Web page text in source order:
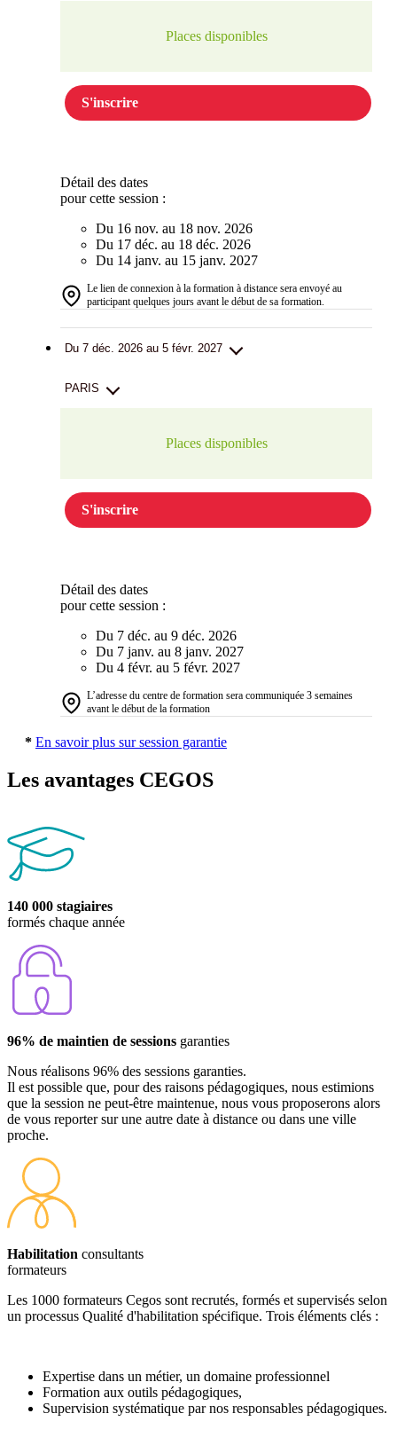
Places disponibles
S'inscrire
Détail des dates
pour cette session :
Du 16 nov. au 18 nov. 2026
Du 17 déc. au 18 déc. 2026
Du 14 janv. au 15 janv. 2027
Le lien de connexion à la formation à distance sera envoyé au
participant quelques jours avant le début de sa formation.
Du 7 déc. 2026 au 5 févr. 2027
PARIS
Places disponibles
S'inscrire
Détail des dates
pour cette session :
Du 7 déc. au 9 déc. 2026
Du 7 janv. au 8 janv. 2027
Du 4 févr. au 5 févr. 2027
L’adresse du centre de formation sera communiquée 3 semaines
avant le début de la formation
* En savoir plus sur session garantie
Les avantages CEGOS
140 000 stagiaires
formés chaque année
96% de maintien de sessions garanties
Nous réalisons 96% des sessions garanties.
Il est possible que, pour des raisons pédagogiques, nous estimions
que la session ne peut-être maintenue, nous vous proposerons alors
de vous reporter sur une autre date à distance ou dans une ville
proche.
Habilitation consultants
formateurs
Les 1000 formateurs Cegos sont recrutés, formés et supervisés selon
un processus Qualité d'habilitation spécifique. Trois éléments clés :
Expertise dans un métier, un domaine professionnel
Formation aux outils pédagogiques,
Supervision systématique par nos responsables pédagogiques.